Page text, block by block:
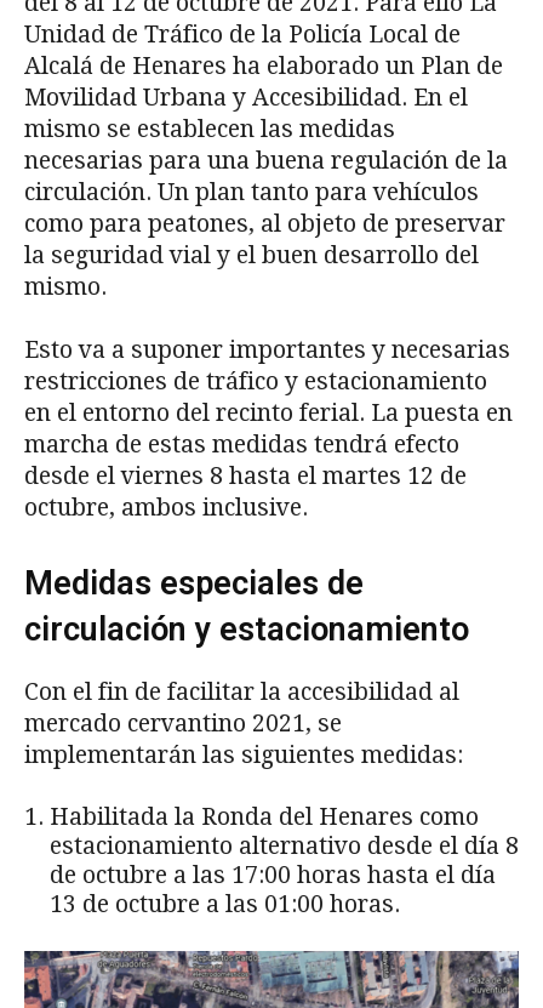
Unidad de Tráfico de la Policía Local de
Alcalá de Henares ha elaborado un Plan de
Movilidad Urbana y Accesibilidad. En el
mismo se establecen las medidas
necesarias para una buena regulación de la
circulación. Un plan tanto para vehículos
como para peatones, al objeto de preservar
la seguridad vial y el buen desarrollo del
mismo.
Esto va a suponer importantes y necesarias
restricciones de tráfico y estacionamiento
en el entorno del recinto ferial. La puesta en
marcha de estas medidas tendrá efecto
desde el viernes 8 hasta el martes 12 de
octubre, ambos inclusive.
Medidas especiales de
circulación y estacionamiento
Con el fin de facilitar la accesibilidad al
mercado cervantino 2021, se
implementarán las siguientes medidas:
Habilitada la Ronda del Henares como
estacionamiento alternativo desde el día 8
de octubre a las 17:00 horas hasta el día
13 de octubre a las 01:00 horas.